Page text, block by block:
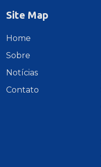
Site Map
Home
Sobre
Notícias
Contato